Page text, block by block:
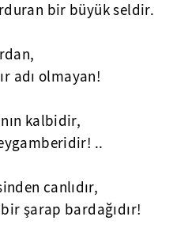
bir büyük seldir.
adı olmayan!
kalbidir,
..
canlıdır,
şarap bardağıdır!